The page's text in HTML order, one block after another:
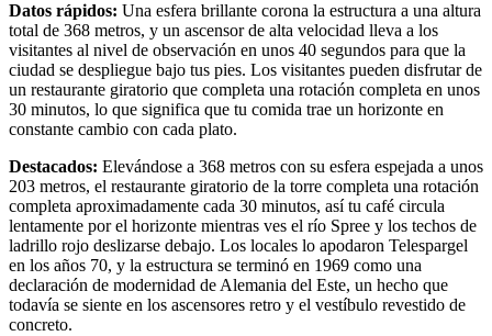
Datos rápidos: Una esfera brillante corona la estructura a una altura
total de 368 metros, y un ascensor de alta velocidad lleva a los
visitantes al nivel de observación en unos 40 segundos para que la
ciudad se despliegue bajo tus pies. Los visitantes pueden disfrutar de
un restaurante giratorio que completa una rotación completa en unos
30 minutos, lo que significa que tu comida trae un horizonte en
constante cambio con cada plato.
Destacados: Elevándose a 368 metros con su esfera espejada a unos
203 metros, el restaurante giratorio de la torre completa una rotación
completa aproximadamente cada 30 minutos, así tu café circula
lentamente por el horizonte mientras ves el río Spree y los techos de
ladrillo rojo deslizarse debajo. Los locales lo apodaron Telespargel
en los años 70, y la estructura se terminó en 1969 como una
declaración de modernidad de Alemania del Este, un hecho que
todavía se siente en los ascensores retro y el vestíbulo revestido de
concreto.